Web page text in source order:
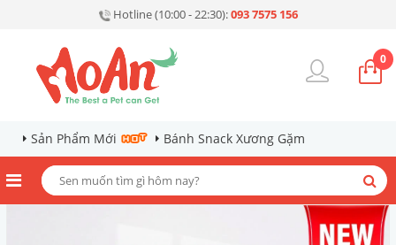
Hotline (10:00 - 22:30):093 7575 156
0
Sản Phẩm Mới Bánh Snack Xương Gặm